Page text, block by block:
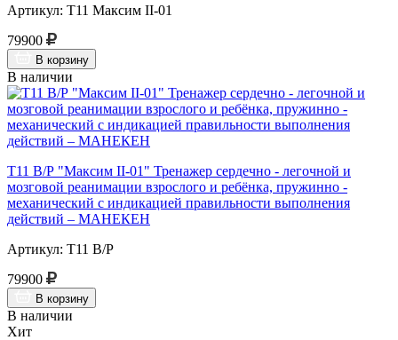
Артикул: Т11 Максим II-01
79900
В корзину
В наличии
Т11 В/Р "Максим II-01" Тренажер сердечно - легочной и
мозговой реанимации взрослого и ребёнка, пружинно -
механический с индикацией правильности выполнения
действий – МАНЕКЕН
Артикул: Т11 В/Р
79900
В корзину
В наличии
Хит